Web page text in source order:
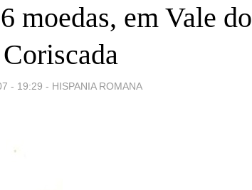
moedas, em Vale do
- 19:29 - HISPANIA ROMANA